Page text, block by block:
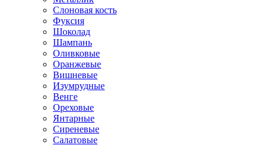
Слоновая кость
Фуксия
Шоколад
Шампань
Оливковые
Оранжевые
Вишневые
Изумрудные
Венге
Ореховые
Янтарные
Сиреневые
Салатовые